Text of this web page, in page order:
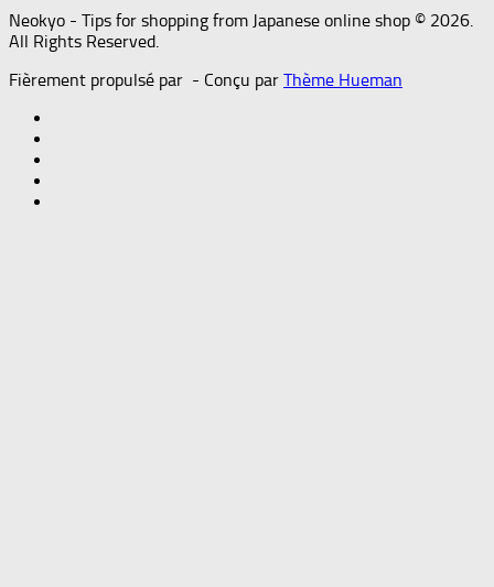
Neokyo - Tips for shopping from Japanese online shop © 2026.
All Rights Reserved.
Fièrement propulsé par - Conçu par Thème Hueman